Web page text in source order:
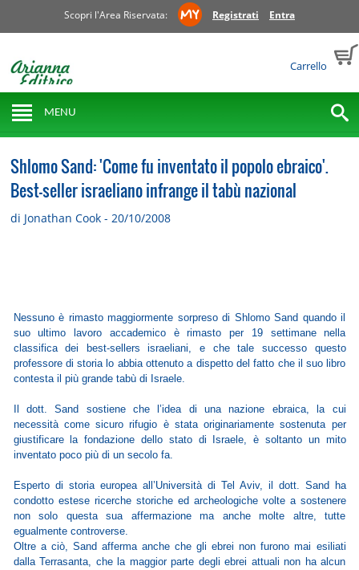
Scopri l'Area Riservata: Registrati Entra
Carrello
MENU
Shlomo Sand: 'Come fu inventato il popolo ebraico'.
Best-seller israeliano infrange il tabù nazional
di Jonathan Cook - 20/10/2008
Nessuno è rimasto maggiormente sorpreso di Shlomo Sand quando il
suo ultimo lavoro accademico è rimasto per 19 settimane nella
classifica dei best-sellers israeliani, e che tale successo questo
professore di storia lo abbia ottenuto a dispetto del fatto che il suo libro
contesta il più grande tabù di Israele.
Il dott. Sand sostiene che l’idea di una nazione ebraica, la cui
necessità come sicuro rifugio è stata originariamente sostenuta per
giustificare la fondazione dello stato di Israele, è soltanto un mito
inventato poco più di un secolo fa.
Esperto di storia europea all’Università di Tel Aviv, il dott. Sand ha
condotto estese ricerche storiche ed archeologiche volte a sostenere
non solo questa sua affermazione ma anche molte altre, tutte
egualmente controverse.
Oltre a ciò, Sand afferma anche che gli ebrei non furono mai esiliati
dalla Terrasanta, che la maggior parte degli ebrei attuali non ha alcun